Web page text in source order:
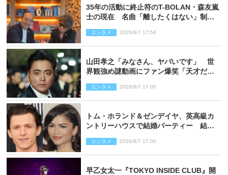
35年の活動に終止符のT-BOLAN・森友嵐
士の現在 名曲「離したくはない」制作
エンタメ 2026/8/7 17:54
山田孝之「みなさん、ヤバいです」 世
界観強め謎動画にファン爆笑「天才だ
エンタメ 2026/8/7 17:00
トム・ホランド＆ゼンデイヤ、英高級カ
ントリーハウスで結婚パーティー 結婚
エンタメ 2026/8/7 17:00
早乙女太一『TOKYO INSIDE CLUB』開